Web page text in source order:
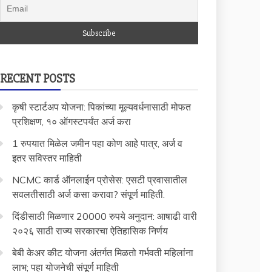
RECENT POSTS
कृषी स्टार्टअप योजना: पिकांच्या मूल्यवर्धनासाठी मोफत
प्रशिक्षण, १० ऑगस्टपर्यंत अर्ज करा
1 रुपयात मिळेल जमीन पहा कोण आहे पात्र, अर्ज व
इतर सविस्तर माहिती
NCMC कार्ड ऑनलाईन प्रोसेस: एसटी प्रवासातील
सवलतीसाठी अर्ज कसा करावा? संपूर्ण माहिती.
दिंडीसाठी मिळणार 20000 रुपये अनुदान: आषाढी वारी
२०२६ साठी राज्य सरकारचा ऐतिहासिक निर्णय
बेबी केअर कीट योजना अंतर्गत मिळतो गर्भवती महिलांना
लाभ; पहा योजनेची संपूर्ण माहिती